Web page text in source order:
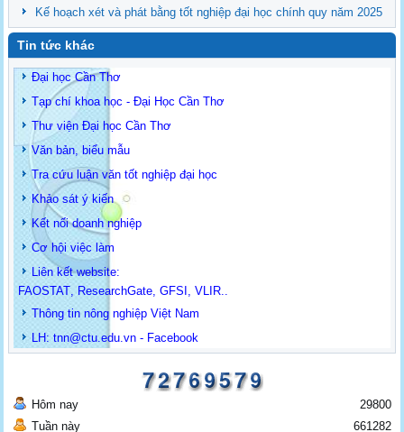
Kế hoạch xét và phát bằng tốt nghiệp đại học chính quy năm 2025
Tin tức khác
Đại học Cần Thơ
Tạp chí khoa học - Đại Học Cần Thơ
Thư viện Đại học Cần Thơ
Văn bản, biểu mẫu
Tra cứu luận văn tốt nghiệp đại học
Khảo sát ý kiến
Kết nối doanh nghiệp
Cơ hội việc làm
Liên kết website:
FAOSTAT ResearchGate ,GFSI ,VLIR
Thông tin nông nghiệp Việt Nam
LH: tnn@ctu.edu.vn - Facebook
Hôm nay
Tuần này
29800
661282